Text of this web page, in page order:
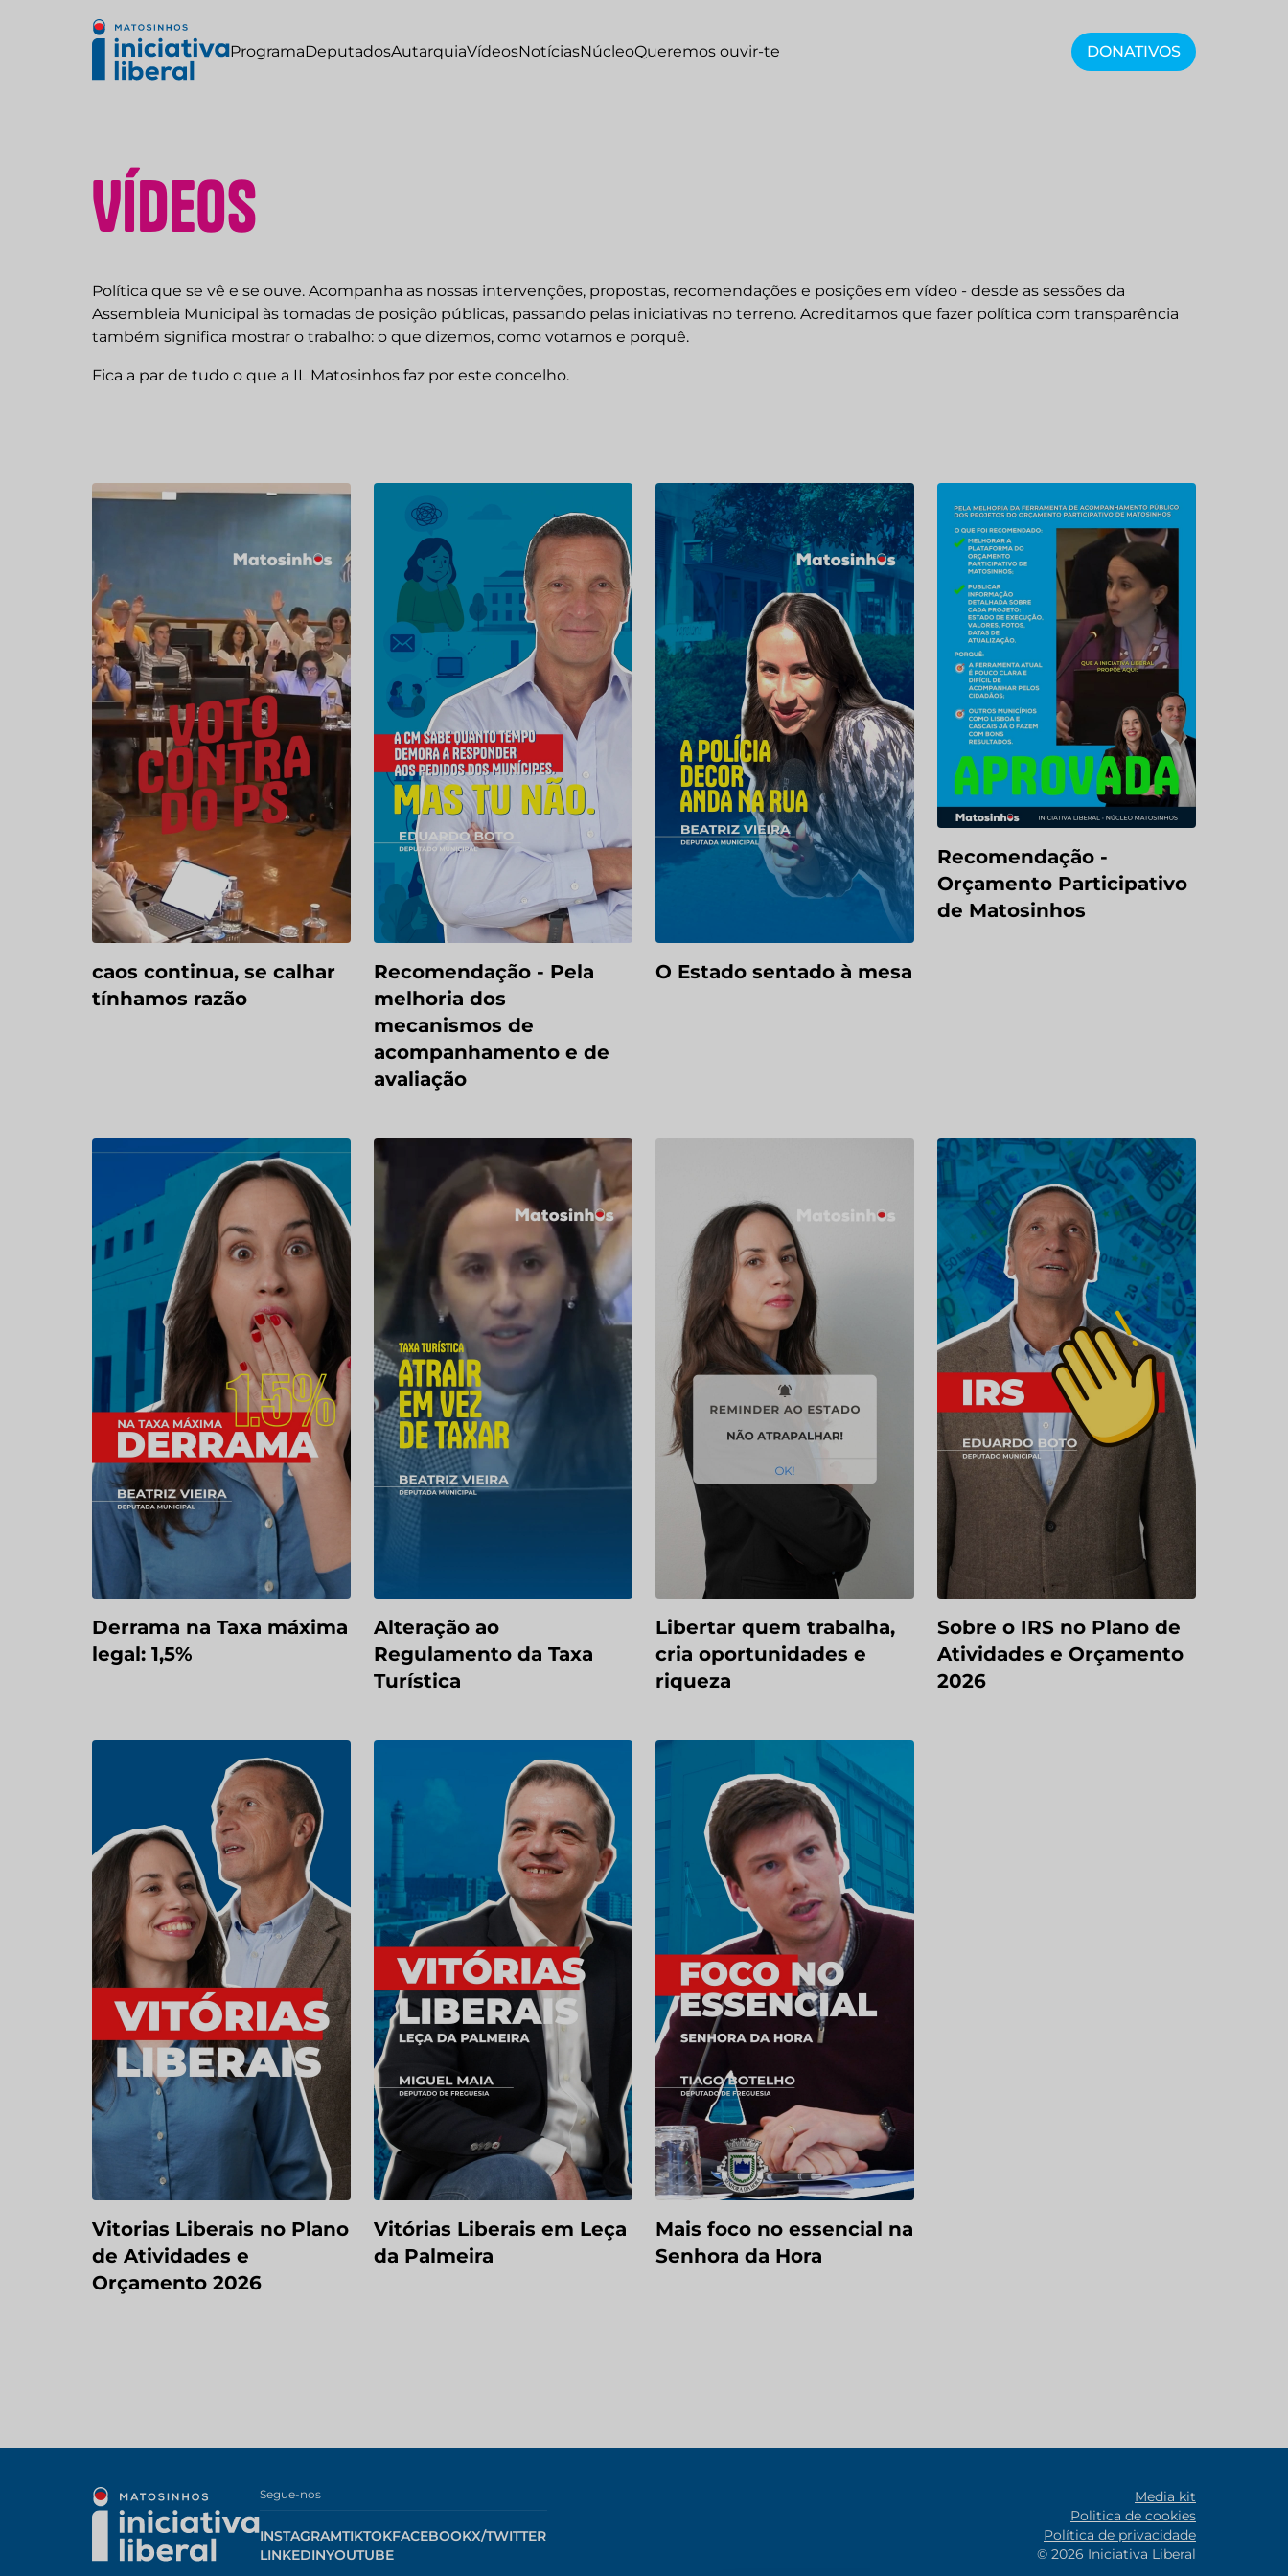
ProgramaDeputadosAutarquiaVídeosNotíciasNúcleoQueremos ouvir-te DONATIVOS
Vídeos
Política que se vê e se ouve. Acompanha as nossas intervenções, propostas, recomendações e posições em vídeo - desde as sessões da
Assembleia Municipal às tomadas de posição públicas, passando pelas iniciativas no terreno. Acreditamos que fazer política com transparência
também significa mostrar o trabalho: o que dizemos, como votamos e porquê.
Fica a par de tudo o que a IL Matosinhos faz por este concelho.
caos continua, se calhar
tínhamos razão
Recomendação - Pela
melhoria dos
mecanismos de
acompanhamento e de
avaliação
O Estado sentado à mesa
Recomendação -
Orçamento Participativo
de Matosinhos
Derrama na Taxa máxima
legal: 1,5%
Alteração ao
Regulamento da Taxa
Turística
Libertar quem trabalha,
cria oportunidades e
riqueza
Sobre o IRS no Plano de
Atividades e Orçamento
2026
Vitorias Liberais no Plano
de Atividades e
Orçamento 2026
Vitórias Liberais em Leça
da Palmeira
Mais foco no essencial na
Senhora da Hora
Segue-nos
INSTAGRAMTIKTOKFACEBOOKX/TWITTER
LINKEDINYOUTUBE
Media kit
Politica de cookies
Política de privacidade
© 2026 Iniciativa Liberal